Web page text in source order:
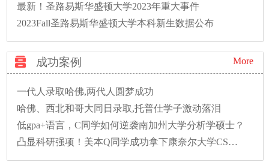
最新！圣路易斯华盛顿大学2023年重大事件
2023Fall圣路易斯华盛顿大学本科新生数据公布
成功案例 More
一代人录取哈佛,两代人圆梦成功
哈佛、西北和哥大同日录取,托普仕学子激动落泪
低gpa+语言，C同学如何逆袭南加州大学分析学硕士？
凸显科研强项！美本Q同学成功拿下康奈尔大学CS硕士录取！